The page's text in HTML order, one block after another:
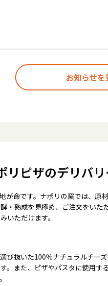
お知らせを
リピザのデリバリ
が命です。ナポリの窯では、
・熟成を見極め、ご注文をいた
いただけます。
び抜いた100％ナチュラルチー
。また、ピザやパスタに使用